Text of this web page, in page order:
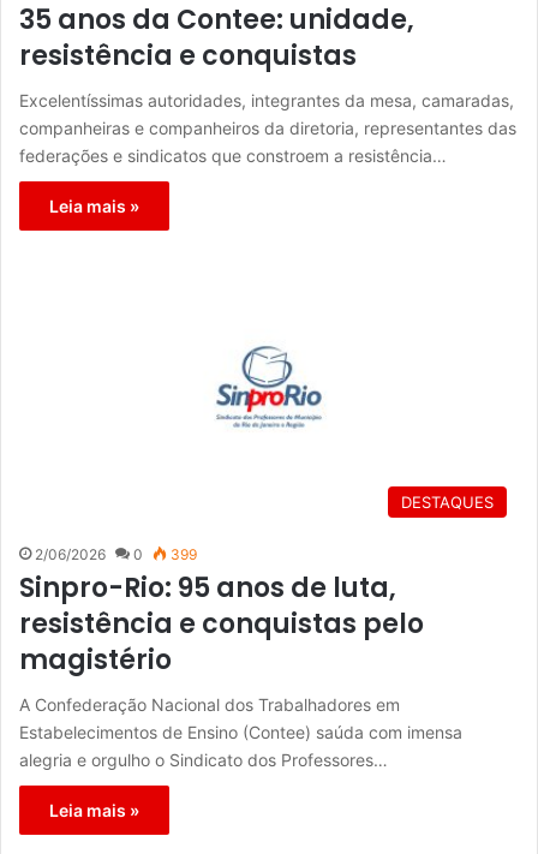
35 anos da Contee: unidade,
resistência e conquistas
Excelentíssimas autoridades, integrantes da mesa, camaradas,
companheiras e companheiros da diretoria, representantes das
federações e sindicatos que constroem a resistência…
Leia mais »
DESTAQUES
2/06/2026 0 399
Sinpro-Rio: 95 anos de luta,
resistência e conquistas pelo
magistério
A Confederação Nacional dos Trabalhadores em
Estabelecimentos de Ensino (Contee) saúda com imensa
alegria e orgulho o Sindicato dos Professores…
Leia mais »